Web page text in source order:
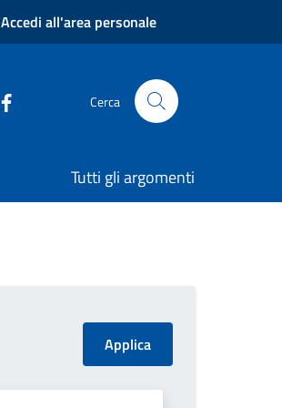
Accedi all'area personale
Cerca
Tutti gli argomenti